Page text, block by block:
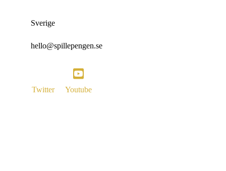
Sverige
hello@spillepengen.se
Twitter Youtube